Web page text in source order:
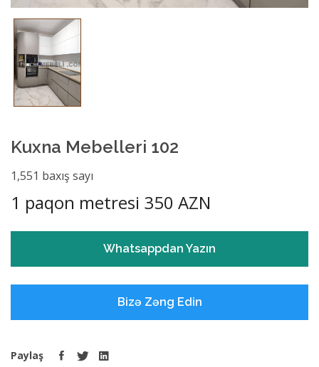
Kuxna Mebelleri 102
1,551 baxış sayı
1 paqon metresi 350 AZN
Whatsappdan Yazın
Bizə Zəng Edin
Paylaş